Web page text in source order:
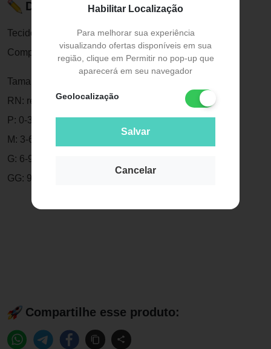
Habilitar Localização
Para melhorar sua experiência
visualizando ofertas disponíveis em sua
região, clique em Permitir no pop-up que
aparecerá em seu navegador
Geolocalização
Salvar
Cancelar
Descrição do Produto
Tecido: Suedine
Composição: 100% Algodão
Tamanhos:
RN: recém nascido - até 52cm
P: 0-3 meses - até 62cm
M: 3-6 meses - até 67cm
G: 6-9 meses - até 72cm
GG: 9-12 meses - até 77cm
Compartilhe esse produto: